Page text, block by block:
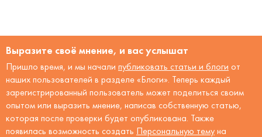
Выразите своё мнение, и вас услышат
Пришло время, и мы начали публиковать статьи и блоги от
наших пользователей в разделе «Блоги». Теперь каждый
зарегистрированный пользователь может поделиться своим
опытом или выразить мнение, написав собственную статью,
которая после проверки будет опубликована. Также
появилась возможность создать Персональную тему на